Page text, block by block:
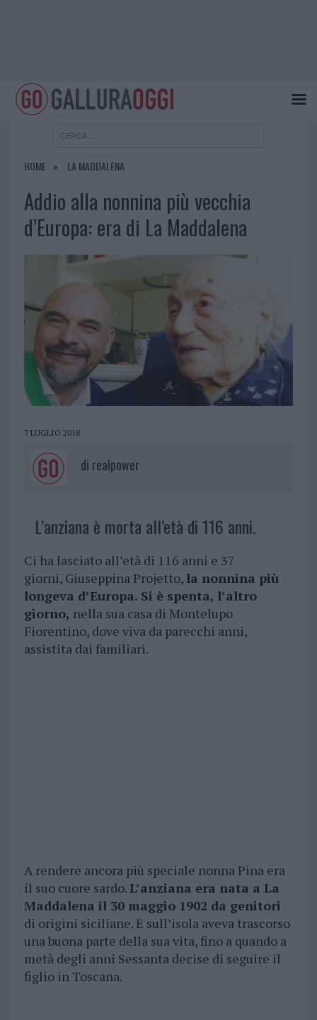
HOME LA MADDALENA
Addio alla nonnina più vecchia
d’Europa: era di La Maddalena
7 LUGLIO 2018
di realpower
L’anziana è morta all’età di 116 anni.
Ci ha lasciato all’età di 116 anni e 37
giorni, Giuseppina Projetto, la nonnina più
longeva d’Europa. Si è spenta, l’altro
giorno, nella sua casa di Montelupo
Fiorentino, dove viva da parecchi anni,
assistita dai familiari.
A rendere ancora più speciale nonna Pina era
il suo cuore sardo.L’anziana era nata a La
Maddalena il 30 maggio 1902 da genitori
di origini siciliane. E sull’isola aveva trascorso
una buona parte della sua vita, fino a quando a
metà degli anni Sessanta decise di seguire il
figlio in Toscana.